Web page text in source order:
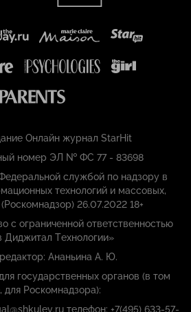
Онлайн журнал StarHit
номер ЭЛ № ФС 77 - 83698
службой по надзору в
технологий и массовых,
26.07.2022 18+
с ограниченной ответственностью
Диджитал Технологии»
Ананьина А. Ю.
государственных органов (в том
для Роскомнадзора):
телефон: +7(495) 633-57-